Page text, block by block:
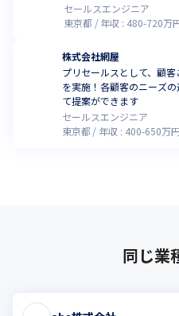
セールスエンジニア
東京都
年収 : 480-720万
株式会社網屋
プリセールスとして、顧
を実施！各顧客のニーズ
て提案ができます
セールスエンジニア
東京都
年収 : 400-650万
同じ業